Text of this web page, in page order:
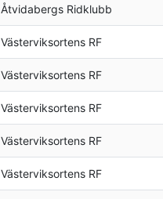
Åtvidabergs Ridklubb
Västerviksortens RF
Västerviksortens RF
Västerviksortens RF
Västerviksortens RF
Västerviksortens RF